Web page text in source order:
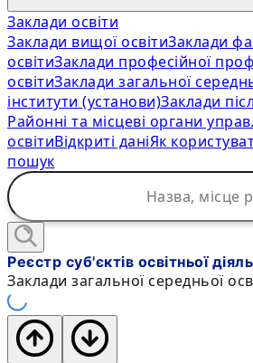
Заклади освіти
Заклади вищої освітиЗаклади
освітиЗаклади професійної
освітиЗаклади загальної
інститути (установи)Заклади
Районні та місцеві органи
освітиВідкриті даніЯк
пошук
Реєстр суб'єктів освітньої
Заклади загальної середньої